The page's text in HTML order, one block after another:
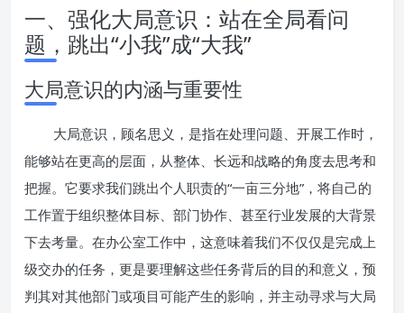
一、强化大局意识：站在全局看问
题，跳出“小我”成“大我”
大局意识的内涵与重要性
大局意识，顾名思义，是指在处理问题、开展工作时，
能够站在更高的层面，从整体、长远和战略的角度去思考和
把握。它要求我们跳出个人职责的“一亩三分地”，将自己的
工作置于组织整体目标、部门协作、甚至行业发展的大背景
下去考量。在办公室工作中，这意味着我们不仅仅是完成上
级交办的任务，更是要理解这些任务背后的目的和意义，预
判其对其他部门或项目可能产生的影响，并主动寻求与大局